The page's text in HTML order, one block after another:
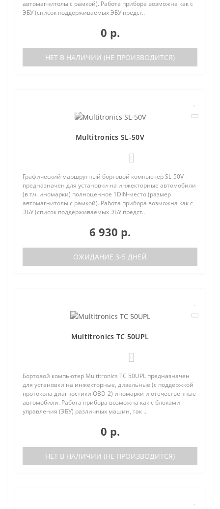
автомагнитолы с рамкой). Работа прибора возможна как с
ЭБУ (список поддерживаемых ЭБУ предст..
0 р.
НЕТ В НАЛИЧИИ (НЕ ПРОИЗВОДИТСЯ)
Multitronics SL-50V
Графический маршрутный бортовой компьютер SL-50V
предназначен для установки на инжекторные автомобили
(в т.ч. иномарки) полноценное 1DIN-место (размер
автомагнитолы с рамкой). Работа прибора возможна как с
ЭБУ (список поддерживаемых ЭБУ предст..
6 930 р.
ОЖИДАНИЕ 3-5 ДНЕЙ
Multitronics TC 50UPL
Бортовой компьютер Multitronics TC 50UPL предназначен
для установки на инжекторные, дизельные (с поддержкой
протокола диагностики OBD-2) иномарки и отечественные
автомобили. Работа прибора возможна как с блоками
управления (ЭБУ) различных машин, так ..
0 р.
НЕТ В НАЛИЧИИ (НЕ ПРОИЗВОДИТСЯ)